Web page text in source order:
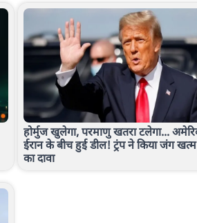
होर्मुज खुलेगा, परमाणु खतरा टलेगा...
ईरान के बीच हुई डील! ट्रंप ने किया जंग
का दावा